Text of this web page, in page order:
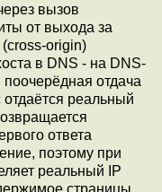
вызов
от выхода за
origin)
в DNS - на DNS-
отдача
реальный
ответа
поэтому при
реальный IP
страницы.